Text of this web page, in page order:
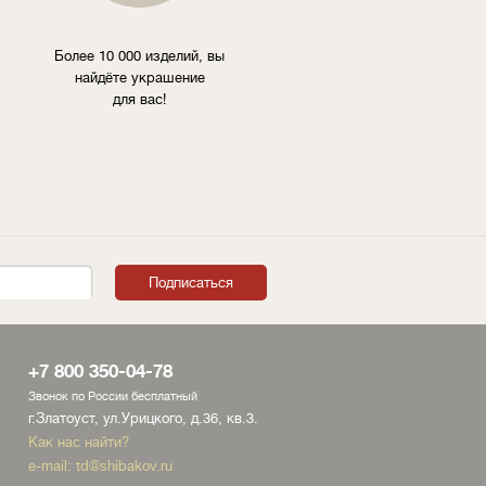
Более 10 000 изделий, вы
найдёте украшение
для вас!
+7 800 350-04-78
Звонок по России бесплатный
г.Златоуст, ул.Урицкого, д.36, кв.3.
Как нас найти?
e-mail: td@shibakov.ru